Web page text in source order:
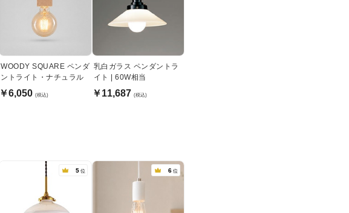
WOODY SQUARE ペンダ
ントライト・ナチュラル
￥6,050 (税込)
乳白ガラス ペンダントラ
イト | 60W相当
￥11,687 (税込)
5 位 6 位